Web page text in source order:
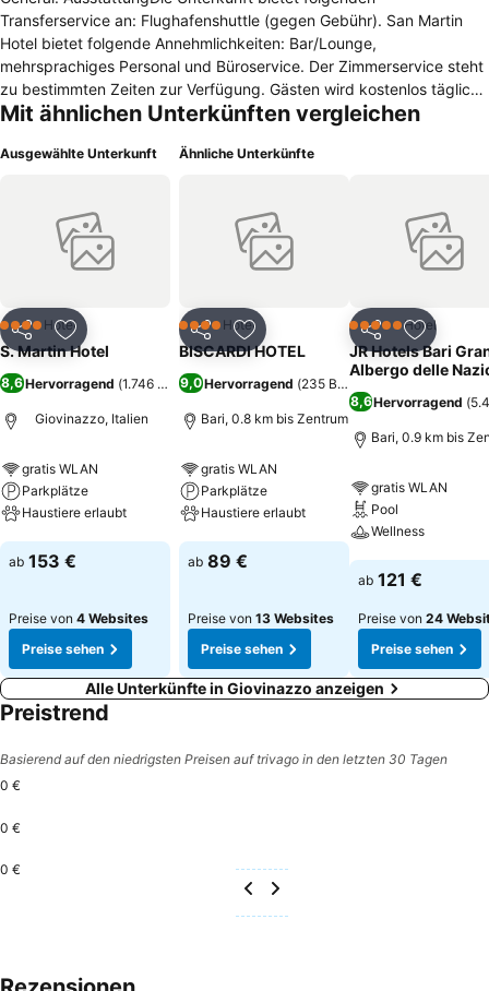
Transferservice an: Flughafenshuttle (gegen Gebühr). San Martin
Hotel bietet folgende Annehmlichkeiten: Bar/Lounge,
mehrsprachiges Personal und Büroservice. Der Zimmerservice steht
zu bestimmten Zeiten zur Verfügung. Gästen wird kostenlos täglich
ein Frühstücksbuffet angeboten. Zu einer weiteren Annehmlichkeit
Zimmer Die Unterkunft San Martin Hotel verfügt über 20 Zimmer. In
Personenwaagen. Die Zimmer bieten Fernseher mit Sat-Kanälen. Die
klimatisierten Zimmer sind außerdem wie folgt ausgestattet:
kostenloses Mineralwasser und Keycards. Zu den auf Anfrage
Weckanrufe. Kinderbetten sind auf Anfrage erhältlich.
Mit ähnlichen Unterkünften vergleichen
Ausgewählte Unterkunft
Teilen Zu Favoriten hinzufügen
4 SterneHotel
S. Martin Hotel
8,6Hervorragend (1.746 Bewertungen)
Giovinazzo, Italien
gratis WLAN
Parkplätze
Haustiere erlaubt
Preise sehen
ab 153 €
Preise von 4 Websites
Preise sehen
Ähnliche Unterkünfte
Teilen Zu Favoriten hinzufügen
4 SterneHotel
BISCARDI HOTEL
9,0Hervorragend (235 Bewertungen
Bari, 0.8 km bis Zentrum
gratis WLAN
Parkplätze
Haustiere erlaubt
Preise sehen
ab 89 €
Preise von 13 Websites
Preise sehen
Teilen Zu
5 Sterne Hotel
JR Hotels Bari
Albergo delle
8,6Hervorragend (
Bari, 0.9 km bis
gratis WLAN
Pool
Wellness
Preise sehen
ab 121 €
Preise von 24
Preise sehen
Alle Unterkünfte in Giovinazzo anzeigen
Preistrend
Basierend auf den niedrigsten Preisen auf trivago in den letzten 30 Tagen
0 €
0 €
0 €